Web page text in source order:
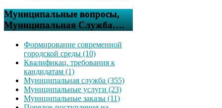
Муниципальные вопросы,
Муниципальная Служба….
Формирование современной
городской среды (10)
Квалификац. требования к
кандидатам (1)
Муниципальная служба (355)
Муниципальные услуги (23)
Муниципальные заказы (11)